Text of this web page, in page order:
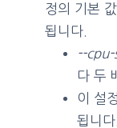
정의 기본
됩니다.
--cpu-
다 두
이 설
됩니다.